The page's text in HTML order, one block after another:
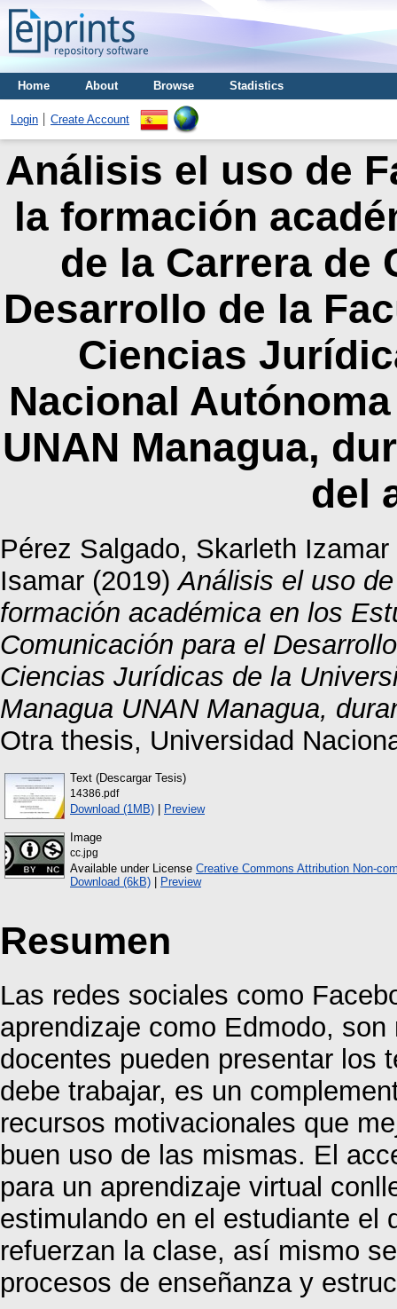
Home About Browse Stadistics
Login Create Account
Análisis el uso de
la formación
de la Carrera de
Desarrollo de la
Ciencias
Nacional
UNAN Managua,
del
Pérez Salgado, Skarleth Izamar
Isamar (2019)Análisis el uso
formación académica en los
Comunicación para el
Ciencias Jurídicas de la
Managua UNAN Managua,
Otra thesis, Universidad
Text (Descargar Tesis)
14386.pdf
Download (1MB) | Preview
Image
cc.jpg
Available under License Creative Commons Attribution Non-
Download (6kB) | Preview
Resumen
Las redes sociales como
aprendizaje como Edmodo,
docentes pueden presentar los
debe trabajar, es un
recursos motivacionales que
buen uso de las mismas. El
para un aprendizaje virtual
estimulando en el estudiante el
refuerzan la clase, así mismo
procesos de enseñanza y